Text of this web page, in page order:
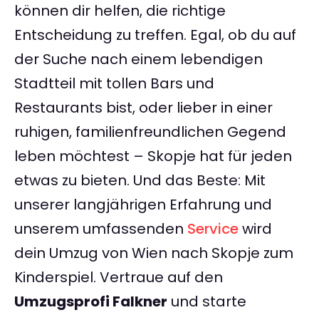
können dir helfen, die richtige
Entscheidung zu treffen. Egal, ob du auf
der Suche nach einem lebendigen
Stadtteil mit tollen Bars und
Restaurants bist, oder lieber in einer
ruhigen, familienfreundlichen Gegend
leben möchtest – Skopje hat für jeden
etwas zu bieten. Und das Beste: Mit
unserer langjährigen Erfahrung und
unserem umfassenden Servicewird
dein Umzug von Wien nach Skopje zum
Kinderspiel. Vertraue auf den
Umzugsprofi Falkner und starte